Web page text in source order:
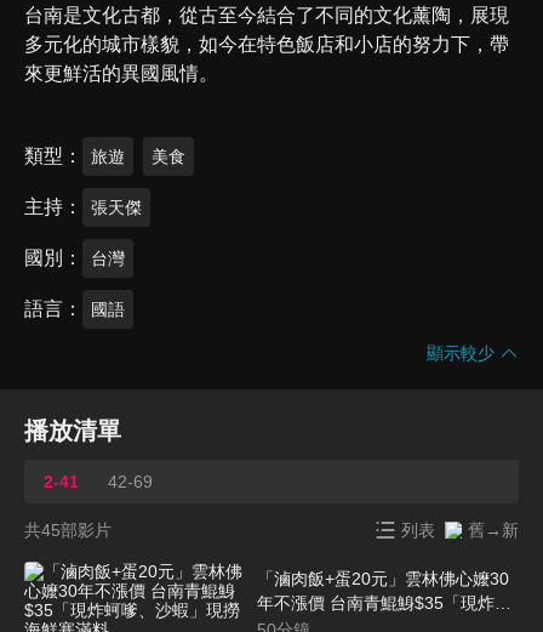
台南是文化古都，從古至今結合了不同的文化薰陶，展現
多元化的城市樣貌，如今在特色飯店和小店的努力下，帶
來更鮮活的異國風情。
類型 旅遊 美食
主持 張天傑
國別 台灣
語言 國語
顯示較少
播放清單
2-41 42-69
共45部影片 列表 舊→新
「滷肉飯+蛋20元」雲林佛心嬤30
年不漲價 台南青鯤鯓$35「現炸蚵
嗲、沙蝦」現撈海鮮塞滿料